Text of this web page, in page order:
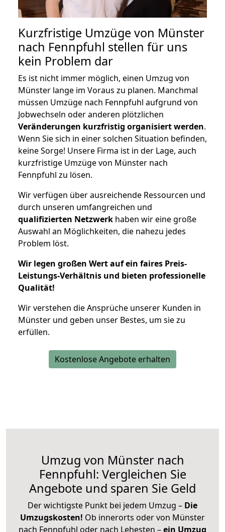
Kurzfristige Umzüge von Münster
nach Fennpfuhl stellen für uns
kein Problem dar
Es ist nicht immer möglich, einen Umzug von
Münster lange im Voraus zu planen. Manchmal
müssen Umzüge nach Fennpfuhl aufgrund von
Jobwechseln oder anderen plötzlichen
Veränderungen kurzfristig organisiert werden.
Wenn Sie sich in einer solchen Situation befinden,
keine Sorge! Unsere Firma ist in der Lage, auch
kurzfristige Umzüge von Münster nach
Fennpfuhl zu lösen.
Wir verfügen über ausreichende Ressourcen und
durch unseren umfangreichen und
qualifizierten Netzwerk haben wir eine große
Auswahl an Möglichkeiten, die nahezu jedes
Problem löst.
Wir legen großen Wert auf ein faires Preis-
Leistungs-Verhältnis und bieten professionelle
Qualität!
Wir verstehen die Ansprüche unserer Kunden in
Münster und geben unser Bestes, um sie zu
erfüllen.
Kostenlose Angebote erhalten
Umzug von Münster nach
Fennpfuhl: Vergleichen Sie
Angebote und sparen Sie Geld
Der wichtigste Punkt bei jedem Umzug – Die
Umzugskosten! Ob innerorts oder von Münster
nach Fennpfuhl oder nach Lehesten –ein Umzug